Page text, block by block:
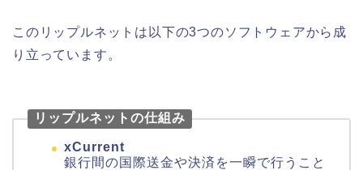
このリップルネットは以下の3つのソフトウェアから成
り立っています。
リップルネットの仕組み
xCurrent
銀行間の国際送金や決済を一瞬で行うこと